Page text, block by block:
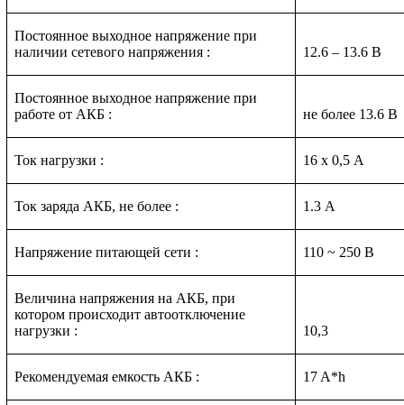
Постоянное выходное напряжение при
наличии сетевого напряжения :
12.6 – 13.6 В
Постоянное выходное напряжение при
работе от АКБ :
не более 13.6 В
Ток нагрузки : 16 х 0,5 A
Ток заряда АКБ, не более : 1.3 А
Напряжение питающей сети : 110 ~ 250 В
Величина напряжения на АКБ, при
котором происходит автоотключение
нагрузки :
10,3
Рекомендуемая емкость АКБ : 17 A*h